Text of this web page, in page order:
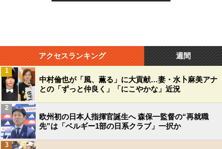
アクセスランキング 週間
中村倫也が「風、薫る」に大貢献…妻・水卜麻美アナ
との「ずっと仲良く」「にこやかな」近況
1
欧州初の日本人指揮官誕生へ 森保一監督の“再就職
先”は「ベルギー1部の日系クラブ」一択か
2
3